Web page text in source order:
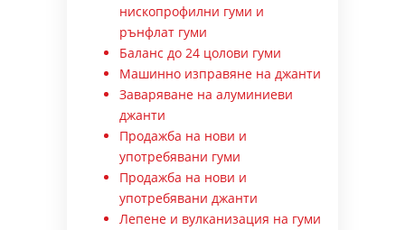
нископрофилни гуми и
рънфлат гуми
Баланс до 24 цолови гуми
Машинно изправяне на джанти
Заваряване на алуминиеви
джанти
Продажба на нови и
употребявани гуми
Продажба на нови и
употребявани джанти
Лепене и вулканизация на гуми